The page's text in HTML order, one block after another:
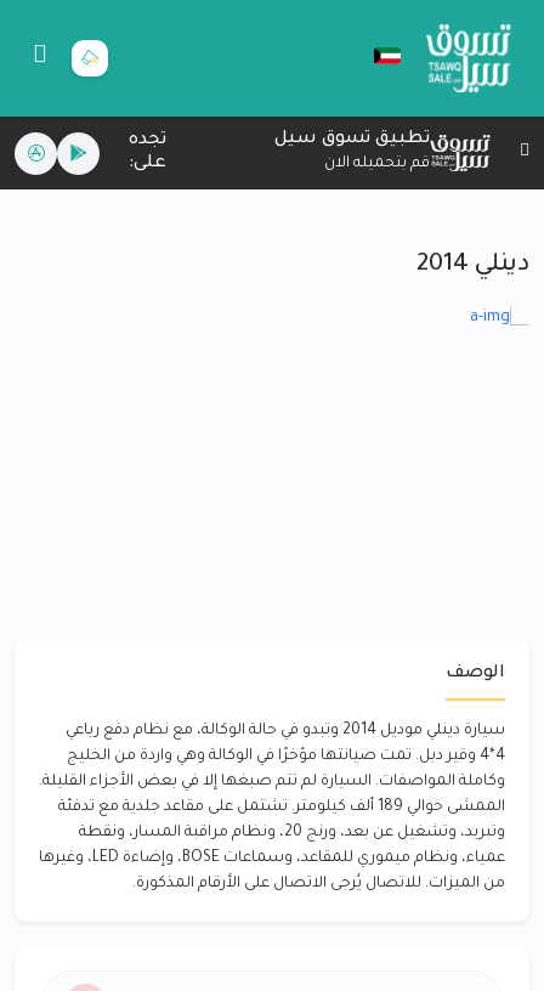
تطبيق تسوق سيل
قم بتحميله الان
تجده
على:
دينلي 2014
الوصف
سيارة دينلي موديل 2014 وتبدو في حالة الوكالة، مع نظام دفع رباعي
4*4 وقير دبل. تمت صيانتها مؤخرًا في الوكالة وهي واردة من الخليج
وكاملة المواصفات. السيارة لم تتم صبغها إلا في بعض الأجزاء القليلة.
الممشى حوالي 189 ألف كيلومتر. تشتمل على مقاعد جلدية مع تدفئة
وتبريد، وتشغيل عن بعد، ورنج 20، ونظام مراقبة المسار، ونقطة
عمياء، ونظام ميموري للمقاعد، وسماعات BOSE، وإضاءة LED، وغيرها
من الميزات. للاتصال يُرجى الاتصال على الأرقام المذكورة.